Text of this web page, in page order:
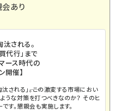
あり
される。
代行」まで
ース時代の
開催】
される」――。この激変する市場におい
うな対策を打つべきなのか？ そのヒ
す。懇親会も実施します。